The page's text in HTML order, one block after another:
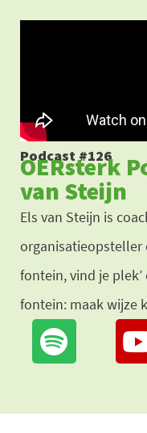
Podcast #126
OERsterk
van Steijn
Els van Steijn is
organisatieopsteller
fontein, vind je plek’
fontein: maak wijze